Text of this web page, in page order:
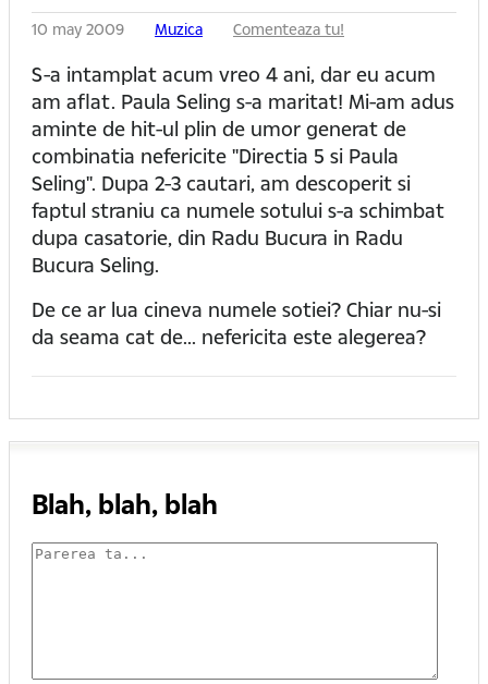
10 may 2009 Muzica Comenteaza tu!
S-a intamplat acum vreo 4 ani, dar eu acum
am aflat. Paula Seling s-a maritat! Mi-am adus
aminte de hit-ul plin de umor generat de
combinatia nefericite "Directia 5 si Paula
Seling". Dupa 2-3 cautari, am descoperit si
faptul straniu ca numele sotului s-a schimbat
dupa casatorie, din Radu Bucura in Radu
Bucura Seling.
De ce ar lua cineva numele sotiei? Chiar nu-si
da seama cat de... nefericita este alegerea?
Blah, blah, blah